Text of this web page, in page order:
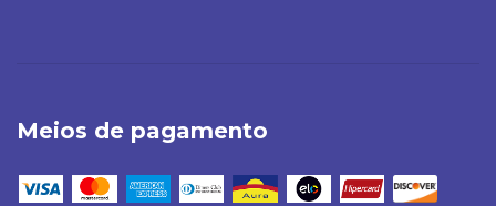
Meios de pagamento